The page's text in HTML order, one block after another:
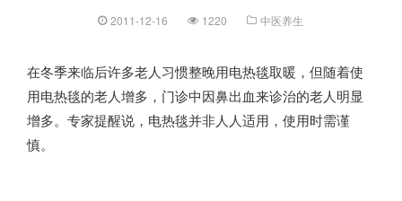
2011-12-16 1220 中医养生
在冬季来临后许多老人习惯整晚用电热毯取暖，但随着使
用电热毯的老人增多，门诊中因鼻出血来诊治的老人明显
增多。专家提醒说，电热毯并非人人适用，使用时需谨
慎。